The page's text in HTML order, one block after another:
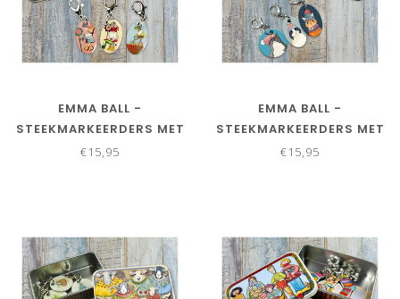
EMMA BALL -
STEEKMARKEERDERS MET
KARABIJNSLUITING -
€15,95
EMMA BALL -
STEEKMARKEERDERS MET
KARABIJNSLUITING -
€15,95